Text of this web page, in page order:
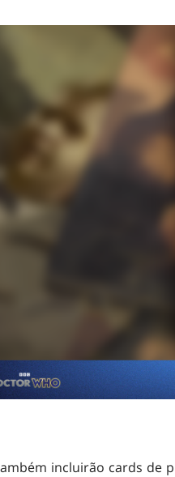
incluirão cards